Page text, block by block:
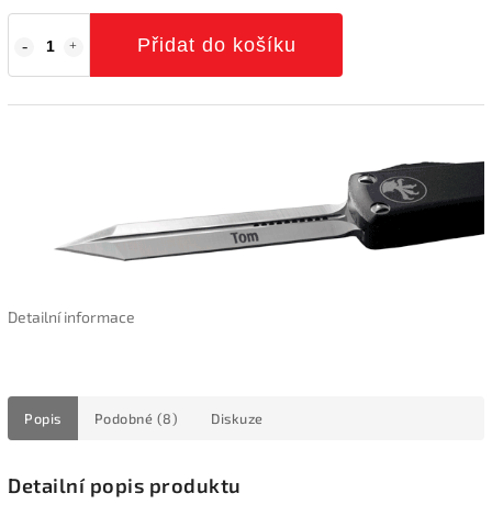
Přidat do košíku
Detailní informace
Popis Podobné (8) Diskuze
Detailní popis produktu